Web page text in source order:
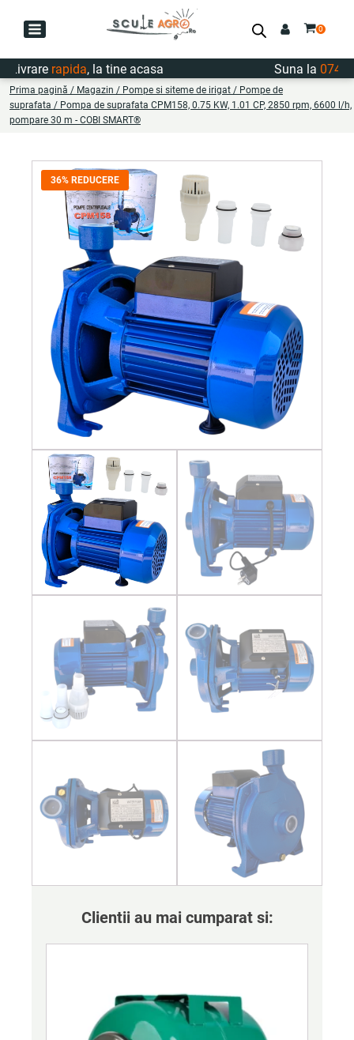
rapida, la tine acasa Suna la
Prima pagină / Magazin / Pompe si siteme de irigat / Pompe de
suprafata / Pompa de suprafata CPM158, 0.75 KW, 1.01 CP, 2850 rpm, 6600 l/h,
pompare 30 m - COBI SMART®
36% REDUCERE
Clientii au mai cumparat si: